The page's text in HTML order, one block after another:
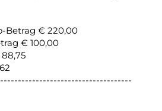
Betrag € 220,00
€ 100,00